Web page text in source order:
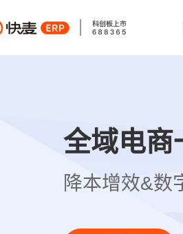
全域电商
降本增效&数